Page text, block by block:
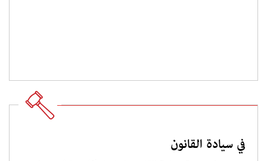
في سيادة القانون